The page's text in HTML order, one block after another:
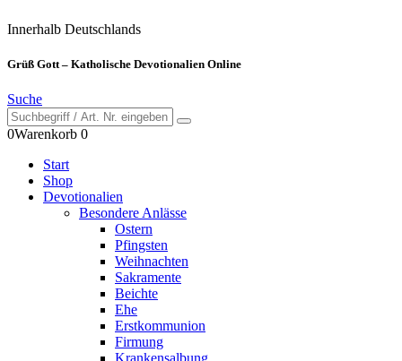
Innerhalb Deutschlands
Grüß Gott – Katholische Devotionalien Online
Suche
0Warenkorb 0
Start
Shop
Devotionalien
Besondere Anlässe
Ostern
Pfingsten
Weihnachten
Sakramente
Beichte
Ehe
Erstkommunion
Firmung